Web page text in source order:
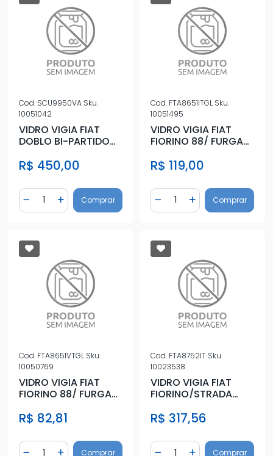
Cod. SCU9950VA Sku.
10051042
VIDRO VIGIA FIAT
DOBLO BI-PARTIDO
R$ 450,00
Diminuir Quantidade
Quantidade
Adicionar Quantidade
Comprar
Cod. FTA8651ITGL Sku.
10051495
VIDRO VIGIA FIAT
FIORINO 88/ FURGAO
R$ 119,00
Diminuir Quantidade
Quantidade
AdicionarComprar
Cod. FTA8651VTGL Sku.
10050769
VIDRO VIGIA FIAT
FIORINO 88/ FURGAO
R$ 82,81
Quantidade Comprar
Cod. FTA8752IT Sku.
10023538
VIDRO VIGIA FIAT
FIORINO/STRADA
R$ 317,56
Quantidade Comprar